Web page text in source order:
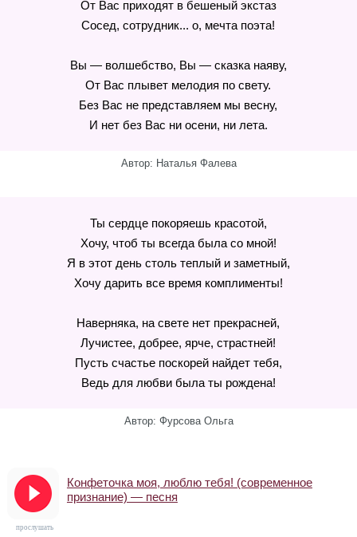
От Вас приходят в бешеный экстаз
Сосед, сотрудник... о, мечта поэта!
Вы — волшебство, Вы — сказка наяву,
От Вас плывет мелодия по свету.
Без Вас не представляем мы весну,
И нет без Вас ни осени, ни лета.
Автор: Наталья Фалева
Ты сердце покоряешь красотой,
Хочу, чтоб ты всегда была со мной!
Я в этот день столь теплый и заметный,
Хочу дарить все время комплименты!
Наверняка, на свете нет прекрасней,
Лучистее, добрее, ярче, страстней!
Пусть счастье поскорей найдет тебя,
Ведь для любви была ты рождена!
Автор: Фурсова Ольга
Конфеточка моя, люблю тебя! (современное
признание) — песня
прослушать